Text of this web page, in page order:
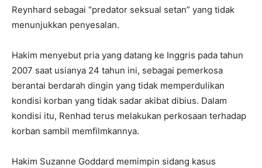
Reynhard sebagai “predator seksual setan” yang tidak
menunjukkan penyesalan.
Hakim menyebut pria yang datang ke Inggris pada tahun
2007 saat usianya 24 tahun ini, sebagai pemerkosa
berantai berdarah dingin yang tidak memperdulikan
kondisi korban yang tidak sadar akibat dibius. Dalam
kondisi itu, Renhad terus melakukan perkosaan terhadap
korban sambil memfilmkannya.
Hakim Suzanne Goddard memimpin sidang kasus